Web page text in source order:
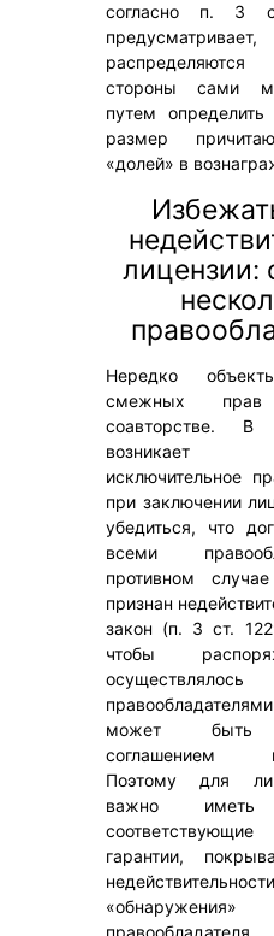
согласно п. 3
распределяются
стороны сами
путем
размер
«долей» в
лицензии:
Нередко
смежных
соавторстве. В
возникает
исключительное
при заключении
убедиться, что
всеми
противном
признан
закон (п. 3 ст.
чтобы
может быть
Поэтому для
важно
гарантии,